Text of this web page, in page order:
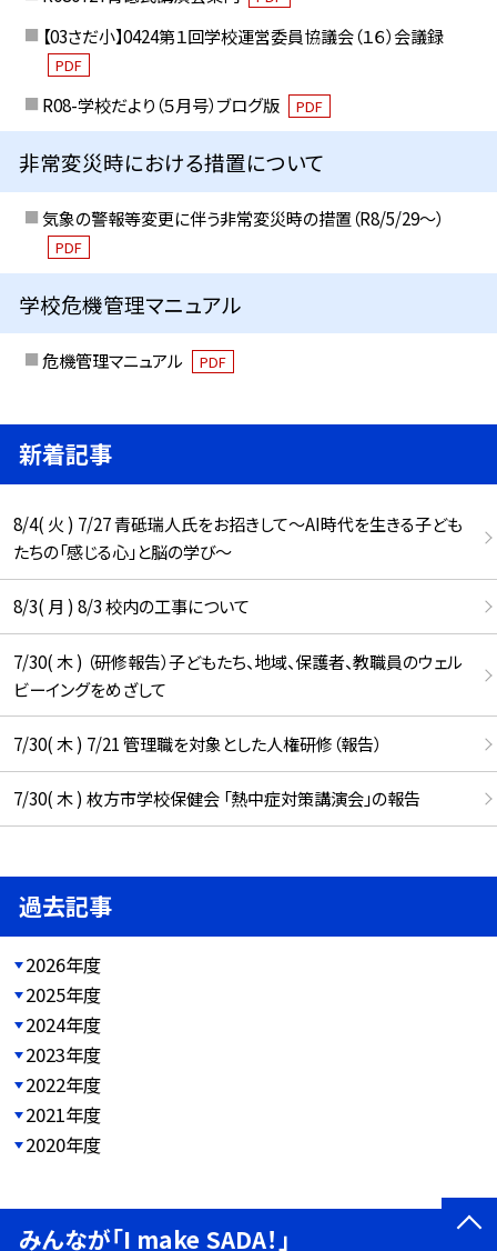
【03さだ小】0424第１回学校運営委員協議会（１６）会議録
PDF
R08-学校だより（５月号）ブログ版 PDF
非常変災時における措置について
気象の警報等変更に伴う非常変災時の措置（R8/5/29〜）
PDF
学校危機管理マニュアル
危機管理マニュアル PDF
新着記事
8/4( 火 ) 7/27 青砥瑞人氏をお招きして〜AI時代を生きる子ども
たちの「感じる心」と脳の学び〜
8/3( 月 ) 8/3 校内の工事について
7/30( 木 ) （研修報告）子どもたち、地域、保護者、教職員のウェル
ビーイングをめざして
7/30( 木 ) 7/21 管理職を対象とした人権研修（報告）
7/30( 木 ) 枚方市学校保健会 「熱中症対策講演会」の報告
過去記事
2026年度
2025年度
2024年度
2023年度
2022年度
2021年度
2020年度
みんなが「I make SADA！」